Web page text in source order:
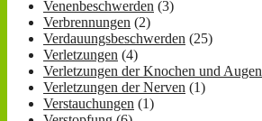
Venenbeschwerden (3)
Verbrennungen (2)
Verdauungsbeschwerden (25)
Verletzungen (4)
Verletzungen der Knochen und Augen
Verletzungen der Nerven (1)
Verstauchungen (1)